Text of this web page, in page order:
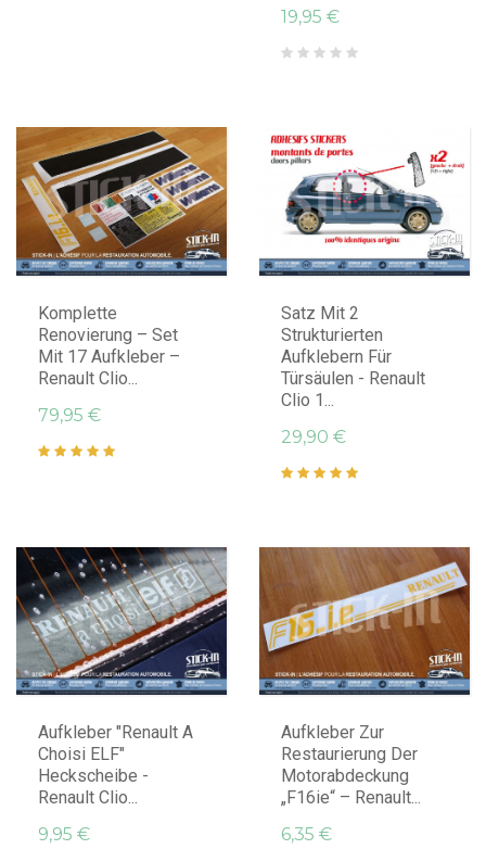
19,95 €
Komplette
Renovierung – Set
Mit 17 Aufkleber –
Renault Clio...
79,95 €
Satz Mit 2
Strukturierten
Aufklebern Für
Türsäulen - Renault
Clio 1...
29,90 €
Aufkleber "Renault A
Choisi ELF"
Heckscheibe -
Renault Clio...
9,95 €
Aufkleber Zur
Restaurierung Der
Motorabdeckung
„F16ie“ – Renault...
6,35 €